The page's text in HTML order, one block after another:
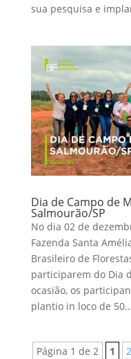
sua pesquisa e
Dia de Campo de
Salmourão/SP
No dia 02 de
Fazenda Santa
Brasileiro de
participarem do Dia
ocasião, os
plantio in loco de
Página 1 de 2 1 2